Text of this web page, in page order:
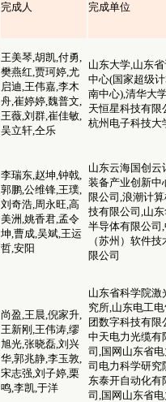
完成人 完成单位
王美琴,胡凯,付勇,
樊燕红,贾珂婷,尤
启迪,王伟嘉,李木
舟,崔婷婷,魏普文,
王薇,刘群,崔佳敏,
吴立轩,仝乐
山东大学,山东
中心(国家超级
南中心),清华大
天恒星科技有限
杭州电子科技大
李瑞东,赵坤,钟戟,
郭鹏,公维锋,王璞,
刘奇浩,周永旺,高
美洲,姚香君,孟令
坤,曹成,吴斌,王运
哲,安阳
山东云海国创云
装备产业创新中
限公司,浪潮计
技有限公司,山
半导体有限公司
（苏州）软件技
限公司
尚盈,王晨,倪家升,
王新刚,王伟涛,缪
旭光,张晓磊,刘兴
华,郭兆静,李玉敦,
宋志强,刘子婷,栗
鸣,李凯,于洋
山东省科学院激
究所,山东电工
团数字科技有限
中天电力光缆有
司,国网山东省
司电力科学研究
东泰开自动化有
司,国网山东省